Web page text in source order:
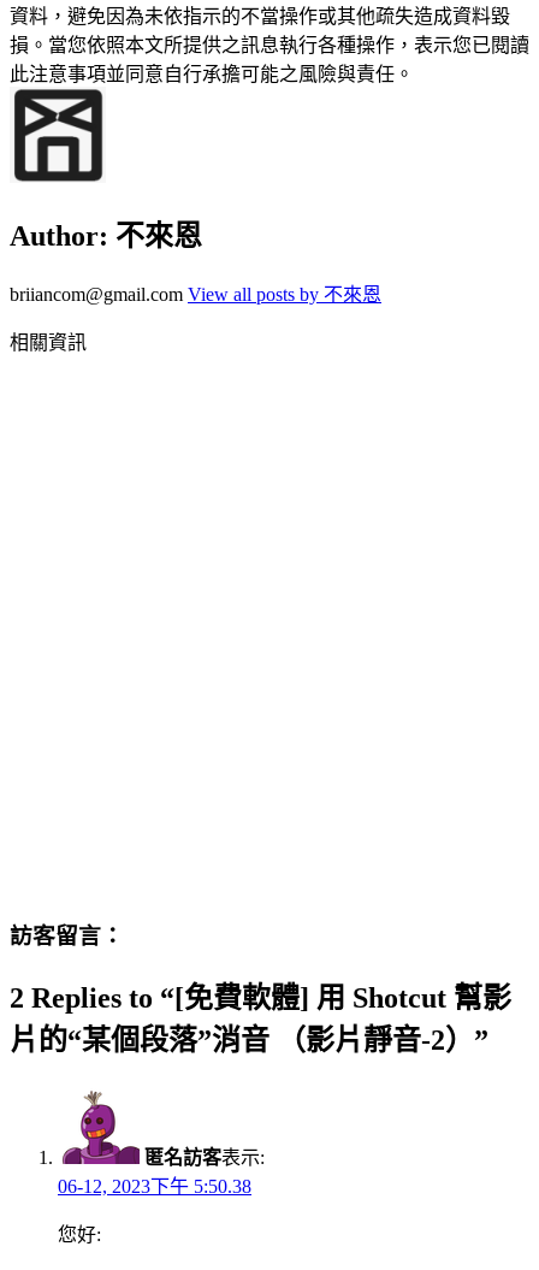
資料，避免因為未依指示的不當操作或其他疏失造成資料毀
損。當您依照本文所提供之訊息執行各種操作，表示您已閱讀
此注意事項並同意自行承擔可能之風險與責任。
Author: 不來恩
briiancom@gmail.com View all posts by 不來恩
相關資訊
訪客留言：
2 Replies to “[免費軟體] 用 Shotcut 幫影
片的“某個段落”消音 （影片靜音-2）”
匿名訪客表示:
06-12, 2023下午 5:50.38
您好: